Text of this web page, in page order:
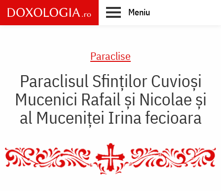
Skip
to
main
Meniu
Paraclise
Paraclisul Sfinților Cuvioși
Mucenici Rafail și Nicolae și
al Muceniței Irina fecioara